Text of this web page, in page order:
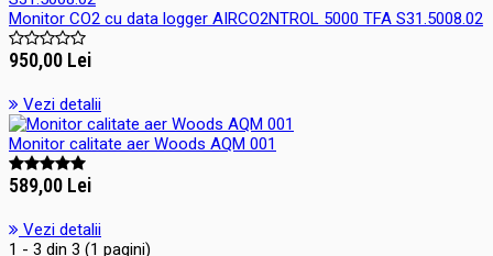
Monitor CO2 cu data logger AIRCO2NTROL 5000 TFA S31.5008.02
950,00 Lei
Vezi detalii
Monitor calitate aer Woods AQM 001
589,00 Lei
Vezi detalii
1 - 3 din 3 (1 pagini)